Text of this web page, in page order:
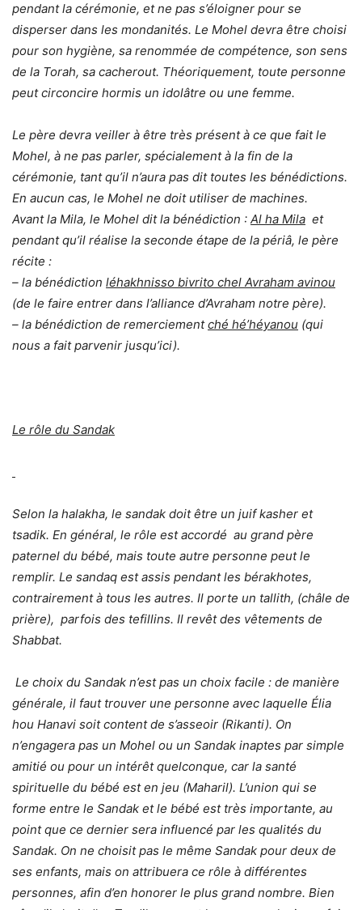
pendant la cérémonie, et ne pas s’éloigner pour se
disperser dans les mondanités. Le Mohel devra être choisi
pour son hygiène, sa renommée de compétence, son sens
de la Torah, sa cacherout. Théoriquement, toute personne
peut circoncire hormis un idolâtre ou une femme.
Le père devra veiller à être très présent à ce que fait le
Mohel, à ne pas parler, spécialement à la fin de la
cérémonie, tant qu’il n’aura pas dit toutes les bénédictions.
En aucun cas, le Mohel ne doit utiliser de machines.
Avant la Mila, le Mohel dit la bénédiction : Al ha Mila et
pendant qu’il réalise la seconde étape de la périâ, le père
récite :
– la bénédiction léhakhnisso bivrito chel Avraham avinou
(de le faire entrer dans l’alliance d’Avraham notre père).
– la bénédiction de remerciementché hé’héyanou (qui
nous a fait parvenir jusqu’ici).
Le rôle du Sandak
Selon la halakha, le sandak doit être un juif kasher et
tsadik. En général, le rôle est accordé au grand père
paternel du bébé, mais toute autre personne peut le
remplir. Le sandaq est assis pendant les bérakhotes,
contrairement à tous les autres. Il porte un tallith, (châle de
prière), parfois des tefillins. Il revêt des vêtements de
Shabbat.
Le choix du Sandak n’est pas un choix facile : de manière
générale, il faut trouver une personne avec laquelle Élia
hou Hanavi soit content de s’asseoir (Rikanti). On
n’engagera pas un Mohel ou un Sandak inaptes par simple
amitié ou pour un intérêt quelconque, car la santé
spirituelle du bébé est en jeu (Maharil). L’union qui se
forme entre le Sandak et le bébé est très importante, au
point que ce dernier sera influencé par les qualités du
Sandak. On ne choisit pas le même Sandak pour deux de
ses enfants, mais on attribuera ce rôle à différentes
personnes, afin d’en honorer le plus grand nombre. Bien